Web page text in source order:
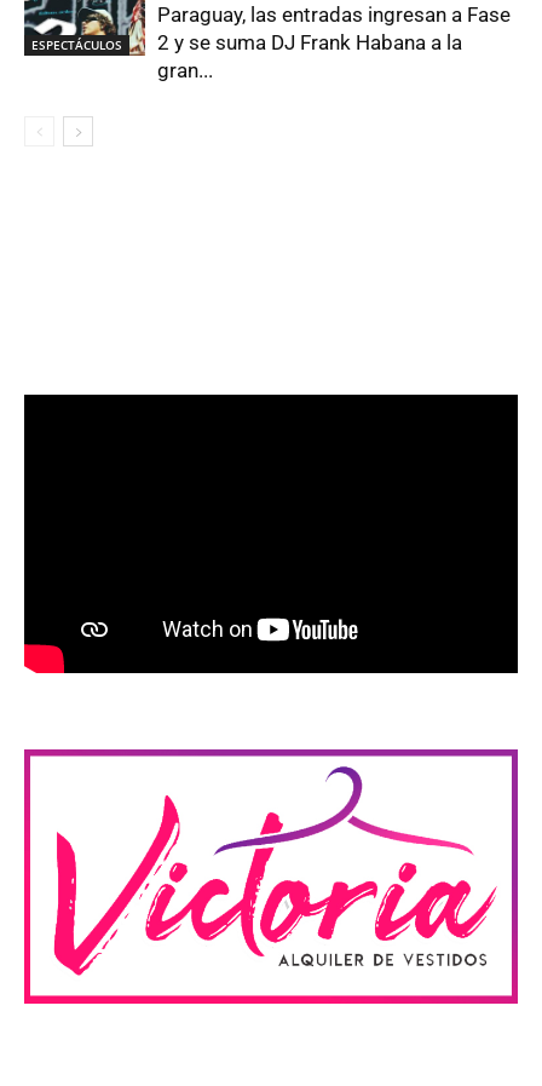
ESPECTÁCULOS
Paraguay, las entradas ingresan a Fase
2 y se suma DJ Frank Habana a la
gran...